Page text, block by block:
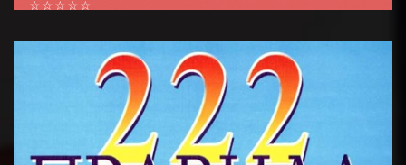
☆
☆
☆
☆
☆
В монографии освещены вопросы медицинской
гельминтологии, обще» эпидемиологии,
сероэпидемиолопш и лабораторной диагности...
BATAFSIL...